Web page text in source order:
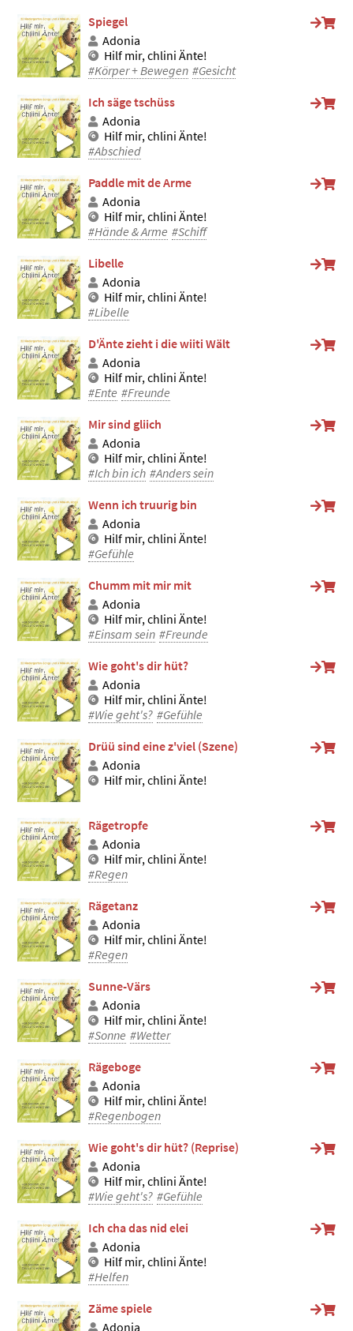
Spiegel
Adonia
Hilf mir, chlini Änte!
#Körper + Bewegen #Gesicht
Ich säge tschüss
Adonia
Hilf mir, chlini Änte!
#Abschied
Paddle mit de Arme
Adonia
Hilf mir, chlini Änte!
#Hände & Arme #Schiff
Libelle
Adonia
Hilf mir, chlini Änte!
#Libelle
D'Änte zieht i die wiiti Wält
Adonia
Hilf mir, chlini Änte!
#Ente #Freunde
Mir sind gliich
Adonia
Hilf mir, chlini Änte!
#Ich bin ich #Anders sein
Wenn ich truurig bin
Adonia
Hilf mir, chlini Änte!
#Gefühle
Chumm mit mir mit
Adonia
Hilf mir, chlini Änte!
#Einsam sein #Freunde
Wie goht's dir hüt?
Adonia
Hilf mir, chlini Änte!
#Wie geht's? #Gefühle
Drüü sind eine z'viel (Szene)
Adonia
Hilf mir, chlini Änte!
Rägetropfe
Adonia
Hilf mir, chlini Änte!
#Regen
Rägetanz
Adonia
Hilf mir, chlini Änte!
#Regen
Sunne-Värs
Adonia
Hilf mir, chlini Änte!
#Sonne #Wetter
Rägeboge
Adonia
Hilf mir, chlini Änte!
#Regenbogen
Wie goht's dir hüt? (Reprise)
Adonia
Hilf mir, chlini Änte!
#Wie geht's? #Gefühle
Ich cha das nid elei
Adonia
Hilf mir, chlini Änte!
#Helfen
Zäme spiele
Adonia